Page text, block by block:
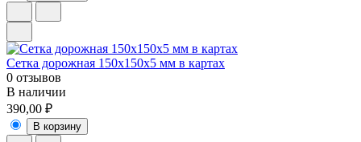
Cетка дорожная 150х150х5 мм в картах
0 отзывов
В наличии
390,00 ₽
В корзину